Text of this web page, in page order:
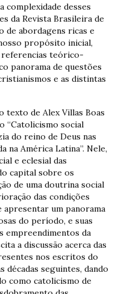
complexidade desses
da Revista Brasileira de
de abordagens ricas e
propósito inicial,
teórico-
panorama de questões
e as distintas
texto de Alex Villas Boas
“Catolicismo social
do reino de Deus nas
na América Latina”. Nele,
e eclesial das
capital sobre os
de uma doutrina social
das condições
apresentar um panorama
do período, e suas
empreendimentos da
a discussão acerca das
nos escritos do
décadas seguintes, dando
como catolicismo de